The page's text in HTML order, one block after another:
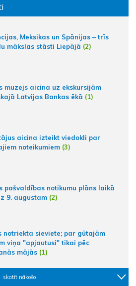
Meksikas un Spānijas – trīs
mākslas stāsti Liepājā (2)
muzejs aicina uz ekskursijām
Latvijas Bankas ēkā (1)
aicina izteikt viedokli par
noteikumiem (3)
pašvaldības notikumu plāns laikā
9. augustam (2)
notriekta sieviete; par gūtajām
viņa "apjautusi" tikai pēc
mājās (1)
skatīt nākošo